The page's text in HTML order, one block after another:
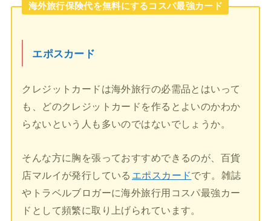
海外旅行保険代を無料にするコスパ最強カード
エポスカード
クレジットカードは海外旅行の必需品とはいって
も、どのクレジットカードを作るとよいのかわか
らないという人も多いのではないでしょうか。
そんな方に胸を張っておすすめできるのが、百貨
店マルイが発行している エポスカードです。雑誌
やトラベルブロガーに海外旅行用コスパ最強カー
ドとして頻繁に取り上げられています。